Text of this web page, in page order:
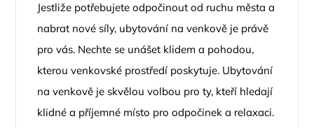
Jestliže potřebujete odpočinout od ruchu města a
nabrat nové síly, ubytování na venkově je právě
pro vás. Nechte se unášet klidem a pohodou,
kterou venkovské prostředí poskytuje. Ubytování
na venkově je skvělou volbou pro ty, kteří hledají
klidné a příjemné místo pro odpočinek a relaxaci.